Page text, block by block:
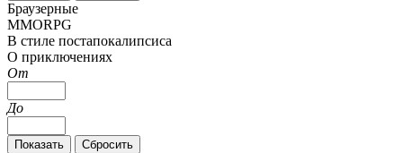
Браузерные
MMORPG
В стиле постапокалипсиса
О приключениях
От
До